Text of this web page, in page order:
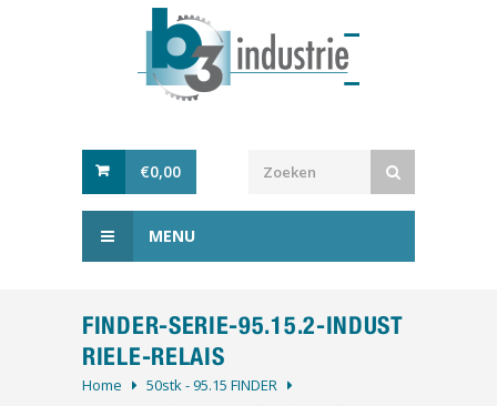
€0,00
MENU
FINDER-SERIE-95.15.2-INDUST
RIELE-RELAIS
Home
50stk - 95.15 FINDER